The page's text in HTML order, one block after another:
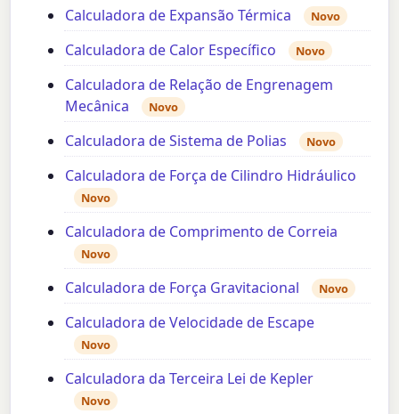
Calculadora de Expansão Térmica Novo
Calculadora de Calor Específico Novo
Calculadora de Relação de Engrenagem
Mecânica
Novo
Calculadora de Sistema de Polias Novo
Calculadora de Força de Cilindro Hidráulico
Novo
Calculadora de Comprimento de Correia
Novo
Calculadora de Força Gravitacional Novo
Calculadora de Velocidade de Escape
Novo
Calculadora da Terceira Lei de Kepler
Novo